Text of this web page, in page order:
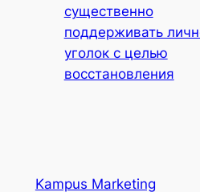
существенно
поддерживать
уголок с целью
восстановления
Kampus Marketing